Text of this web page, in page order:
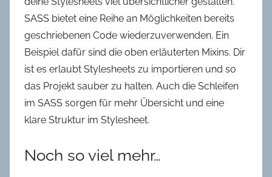
SASS bietet eine Reihe an Möglichkeiten bereits
geschriebenen Code wiederzuverwenden. Ein
Beispiel dafür sind die oben erläuterten Mixins. Dir
ist es erlaubt Stylesheets zu importieren und so
das Projekt sauber zu halten. Auch die Schleifen
im SASS sorgen für mehr Übersicht und eine
klare Struktur im Stylesheet.
Noch so viel mehr…